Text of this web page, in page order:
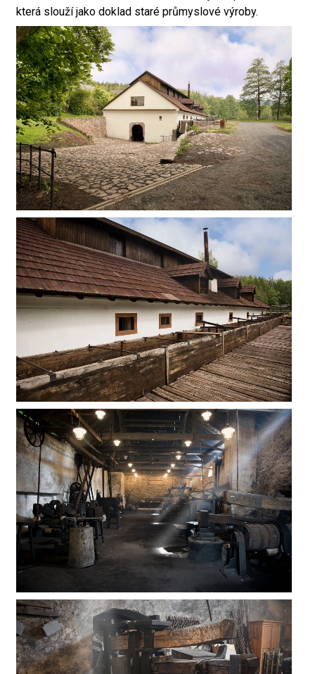
která slouží jako doklad staré průmyslové výroby.